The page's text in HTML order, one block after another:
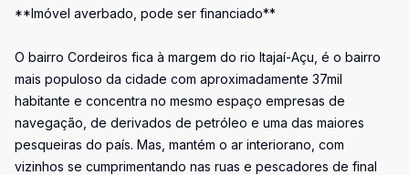
**Imóvel averbado, pode ser financiado**
O bairro Cordeiros fica à margem do rio Itajaí-Açu, é o bairro
mais populoso da cidade com aproximadamente 37mil
habitante e concentra no mesmo espaço empresas de
navegação, de derivados de petróleo e uma das maiores
pesqueiras do país. Mas, mantém o ar interiorano, com
vizinhos se cumprimentando nas ruas e pescadores de final